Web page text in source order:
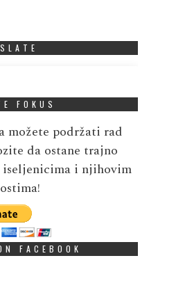
FOKUS
možete podržati rad
da ostane trajno
iseljenicima i njihovim
FACEBOOK